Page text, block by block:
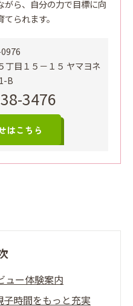
がら、自分の力で目標に向
られます。
丁目１５－１５ ヤマヨネ
B
3476
はこちら
ュー体験案内
時間をもっと充実